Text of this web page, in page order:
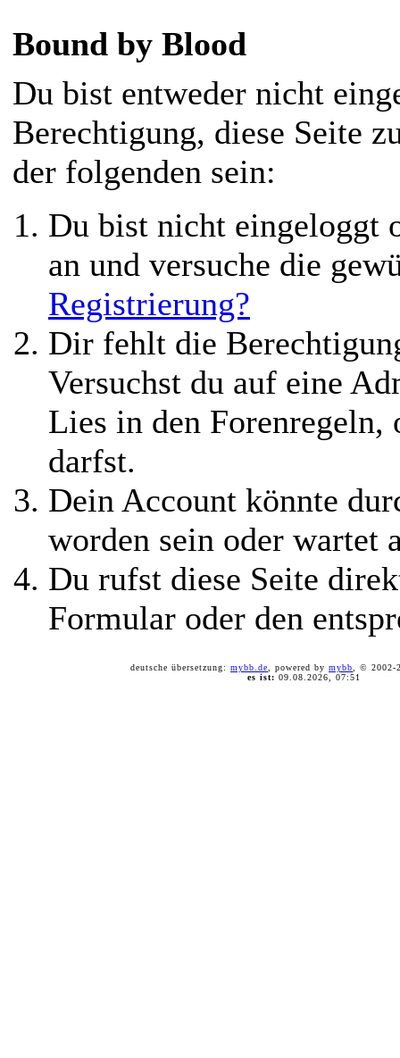
Bound by Blood
Du bist entweder nicht
Berechtigung, diese Seite
der folgenden sein:
Du bist nicht eingeloggt
an und versuche die
Registrierung?
Dir fehlt die
Versuchst du auf eine
Lies in den
darfst.
Dein Account könnte
worden sein oder wartet
Du rufst diese Seite
Formular oder den
deutsche übersetzung: mybb.de , powered by mybb , ©
es ist: 09.08.2026, 07:51